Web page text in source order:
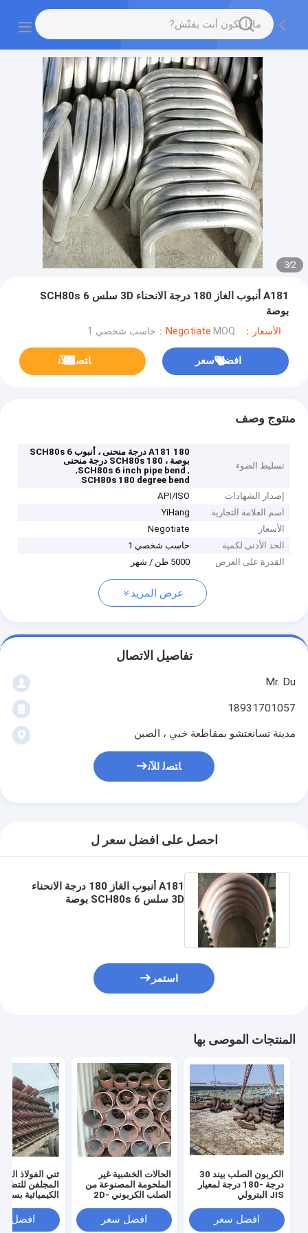
2
/
3
A181 أنبوب الغاز 180 درجة الانحناء 3D سلس SCH80s 6
بوصة
الأسعار：Negotiate MOQ：حاسب شخصي 1
افضل سعر ﺎﺘﺼﻟ ﺍﻶﻧ
منتوج وصف
تسليط الضوء
A181 180 درجة منحنى ، أنبوب SCH80s 6
بوصة ، SCH80s 180 درجة منحنى
,
SCH80s 6 inch pipe bend
,
SCH80s 180 degree bend
إصدار الشهادات
API/ISO
اسم العلامة التجارية
YiHang
الأسعار
Negotiate
الحد الأدنى لكمية
حاسب شخصي 1
القدرة على العرض
5000 طن / شهر
عرض المزيد
تفاصيل الاتصال
Mr. Du
18931701057
مدينة تسانغتشو بمقاطعة خبي ، الصين
ﺎﺘﺼﻟ ﺍﻶﻧ
احصل على افضل سعر ل
A181 أنبوب الغاز 180 درجة الانحناء
3D سلس SCH80s 6 بوصة
استمر
المنتجات الموصى بها
الكربون الصلب بيند 30
درجة -180 درجة لمعيار
JIS البترولي
افضل سعر
الحالات الخشبية غير
الملحومة المصنوعة من
الصلب الكربوني 2D-
افضل سعر
ثني الفولاذ
المجلفن
الكيميائية
افضل